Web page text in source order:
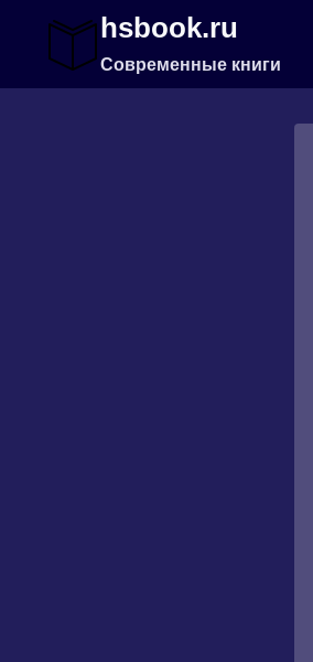
содержимому
hsbook.ru
Современные книги